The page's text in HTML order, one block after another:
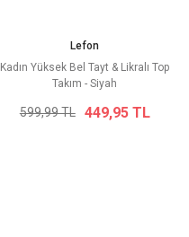
Lefon
Kadın Yüksek Bel Tayt & Likralı Top
Takım - Siyah
599,99 TL 449,95 TL